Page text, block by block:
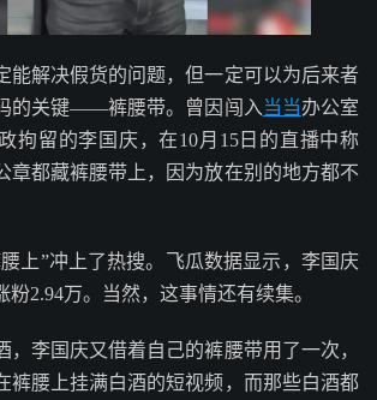
能解决假货的问题，但一定可以为后来者
的关键——裤腰带。曾因闯入 当当办公室
拘留的李国庆，在10月15日的直播中称
章都藏裤腰带上，因为放在别的地方都不
上”冲上了热搜。飞瓜数据显示，李国庆
粉2.94万。当然，这事情还有续集。
，李国庆又借着自己的裤腰带用了一次，
裤腰上挂满白酒的短视频，而那些白酒都